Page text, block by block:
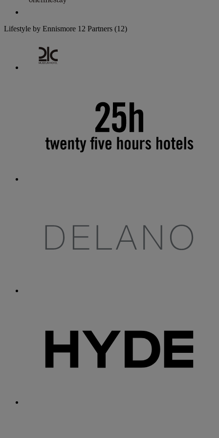
Lifestyle by Ennismore 12 Partners (12)